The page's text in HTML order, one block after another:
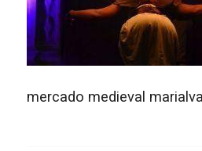
mercado medieval